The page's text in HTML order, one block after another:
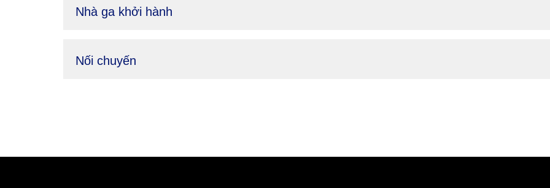
Nhà ga khởi hành
Nối chuyến